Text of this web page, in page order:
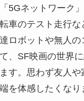
5Gネットワーク
車のテスト走行
ロボットや無人の
、SF映画の世界
す。思わず友人や
を体感したくなり